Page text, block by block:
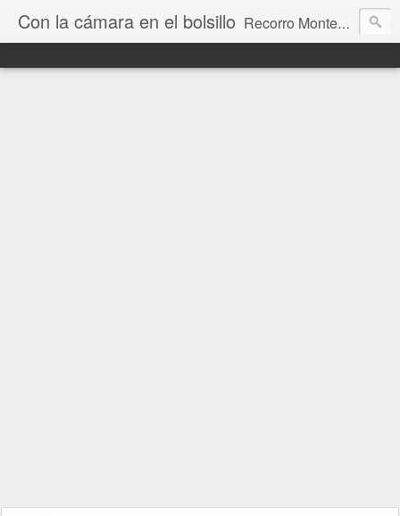
Con la cámara en el bolsillo Recorro Montevideo y el mundo. Fotos e historias de aquí y allá.